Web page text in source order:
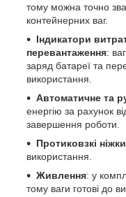
тому можна точно
контейнерних ваг.
Індикатори
перевантаження:
заряд батареї та
використання.
Автоматичне та
енергію за рахунок
завершення роботи.
Протиковзкі ніжки
використання.
Живлення: у
тому ваги готові до